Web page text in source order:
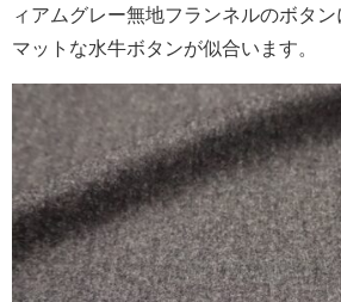
ィアムグレー無地フランネルのボタ
マットな水牛ボタンが似合います。